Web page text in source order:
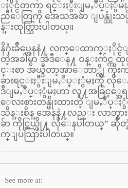
ႏိုင္ငံတကာ ရင္းႏွီးျမႇဳပ္ႏွံမ
ညီေတြကို အေသအခ်ာ ျပန္သုံးသပ္
န္းထုတ္သြားပါတယ္။
နိဂုံးခ်ဳပ္အေနနဲ႔ လက္ေထာက္ႏိုင္ငံ
တဲ့အခါမွာ အဲဒီေန႔ ဝန္းက်င္က
င္းစာ အယ္ဒီတာ့အာေဘာ္ကို ကိုးကာ
ခားရင္းႏွီးျမႇဳပ္ႏွံမႈကို လိုေ
ဒီျမႇဳပ္ႏွံမႈဟာ လူ႔အခြင့္အေ
ေလးစားတန္ဖိုးထားတဲ့ ျမႇဳပ္ႏွံ
သိန္းစိန္ အေနနဲ႔လည္း လာဘ္စာ
ခ်ာ ကိုင္တြယ္ဖို႔ လိုေနပါတယ္
က္ျပသြားပါတယ္။
- See more at: